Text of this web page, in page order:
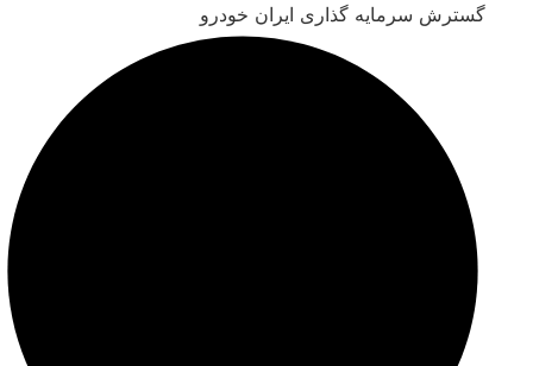
گسترش سرمایه گذاری ایران خودرو